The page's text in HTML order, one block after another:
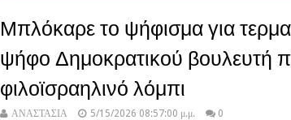
Μπλόκαρε το ψήφισμα για
ψήφο Δημοκρατικού βουλευτή
φιλοϊσραηλινό λόμπι
ΑΝΑΣΤΑΣΙΑ 5/15/2026 08:57:00 μ.μ. 0